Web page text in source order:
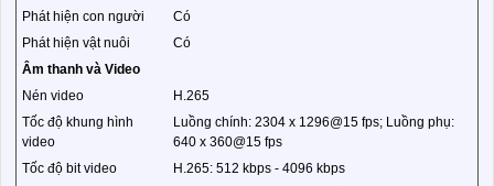
Phát hiện con người
Có
Phát hiện vật nuôi
Có
Âm thanh và Video
Nén video
H.265
Tốc độ khung hình
video
Luồng chính: 2304 x 1296@15 fps; Luồng phụ:
640 x 360@15 fps
Tốc độ bit video
H.265: 512 kbps - 4096 kbps